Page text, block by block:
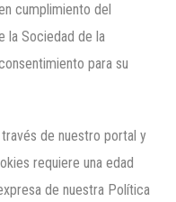
cumplimiento del
la Sociedad de la
para su
de nuestro portal y
requiere una edad
de nuestra Política